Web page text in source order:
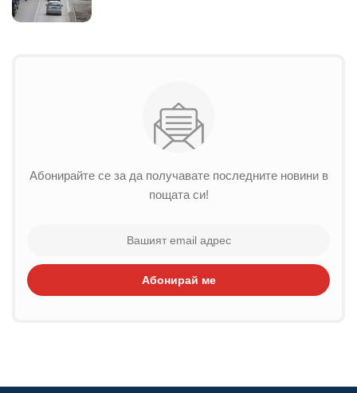
Абонирайте се за да получавате последните новини в
пощата си!
Абонирай ме